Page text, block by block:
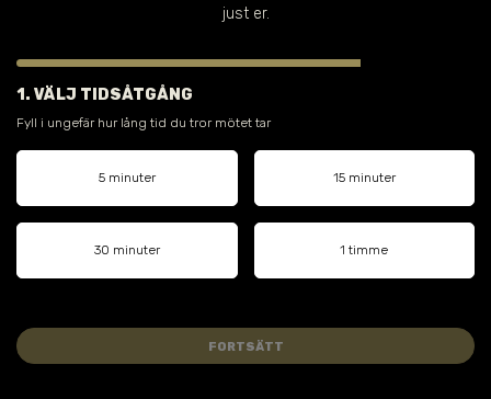
just er.
1. VÄLJ TIDSÅTGÅNG
Fyll i ungefär hur lång tid du tror mötet tar
5 minuter 15 minuter
30 minuter 1 timme
FORTSÄTT